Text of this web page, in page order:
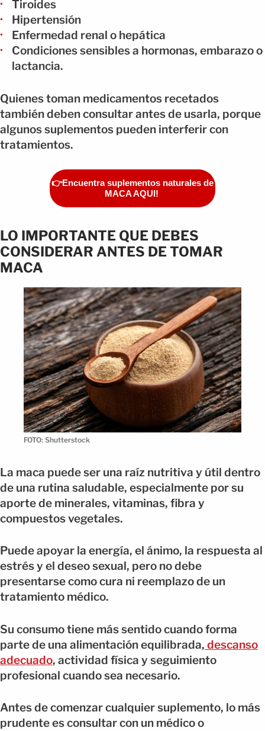
Tiroides
Hipertensión
Enfermedad renal o hepática
Condiciones sensibles a hormonas, embarazo o
lactancia.
Quienes toman medicamentos recetados
también deben consultar antes de usarla, porque
algunos suplementos pueden interferir con
tratamientos.
👉Encuentra suplementos naturales de
MACA AQUI!
LO IMPORTANTE QUE DEBES
CONSIDERAR ANTES DE TOMAR
MACA
FOTO: Shutterstock
La maca puede ser una raíz nutritiva y útil dentro
de una rutina saludable, especialmente por su
aporte de minerales, vitaminas, fibra y
compuestos vegetales.
Puede apoyar la energía, el ánimo, la respuesta al
estrés y el deseo sexual, pero no debe
presentarse como cura ni reemplazo de un
tratamiento médico.
Su consumo tiene más sentido cuando forma
parte de una alimentación equilibrada, descanso
adecuado, actividad física y seguimiento
profesional cuando sea necesario.
Antes de comenzar cualquier suplemento, lo más
prudente es consultar con un médico o